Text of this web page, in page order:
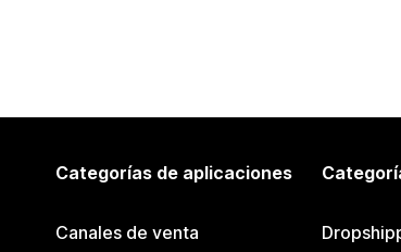
Categorías de aplicaciones
Canales de venta